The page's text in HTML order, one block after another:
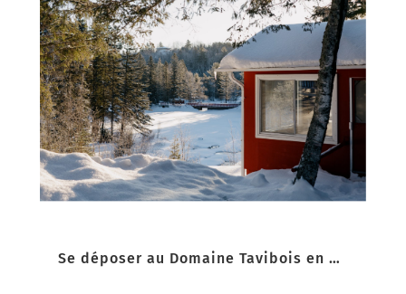
Se déposer au Domaine Tavibois en Mauricie